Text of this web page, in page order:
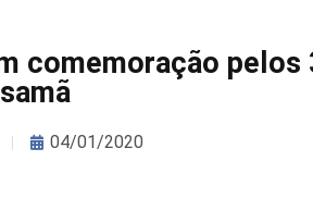
comemoração pelos
04/01/2020